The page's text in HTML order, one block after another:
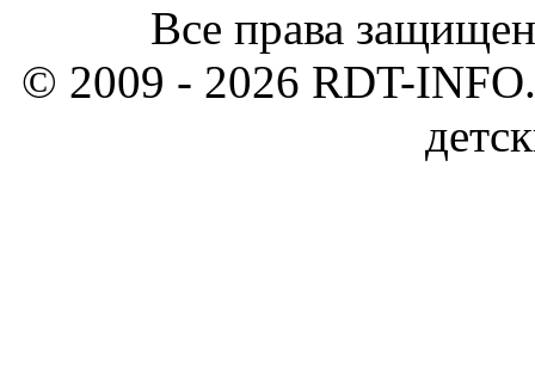
Все права
© 2009 - 2026 RDT-